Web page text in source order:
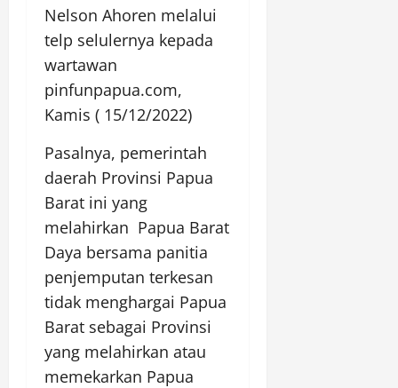
Nelson Ahoren melalui
telp selulernya kepada
wartawan
pinfunpapua.com,
Kamis ( 15/12/2022)
Pasalnya, pemerintah
daerah Provinsi Papua
Barat ini yang
melahirkan Papua Barat
Daya bersama panitia
penjemputan terkesan
tidak menghargai Papua
Barat sebagai Provinsi
yang melahirkan atau
memekarkan Papua